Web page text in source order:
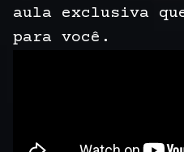
aula exclusiva
para você.